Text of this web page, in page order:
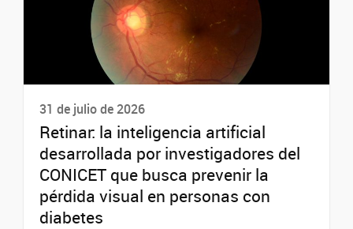
31 de julio de 2026
Retinar: la inteligencia artificial
desarrollada por investigadores del
CONICET que busca prevenir la
pérdida visual en personas con
diabetes